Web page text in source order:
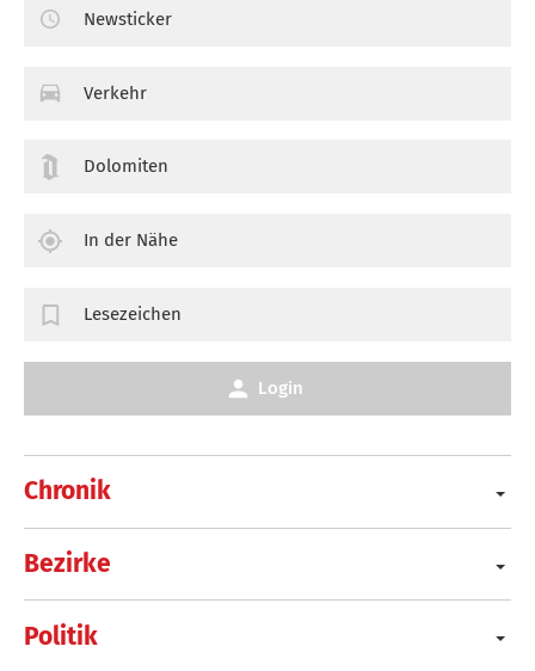
Chronik
Bezirke
Politik
Newsticker
Verkehr
Dolomiten
In der Nähe
Lesezeichen
Login